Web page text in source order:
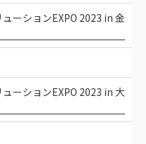
ーションEXPO 2023 in 金
ーションEXPO 2023 in 大